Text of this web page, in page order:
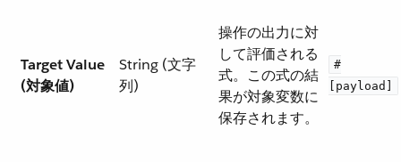
Target Value
(対象値)
String (文字
列)
操作の出力に対
して評価される
式。この式の結
果が対象変数に
保存されます。
#
[payload]